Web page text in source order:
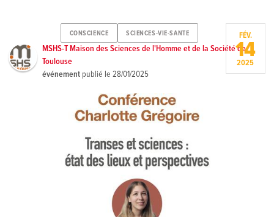
CONSCIENCE SCIENCES-VIE-SANTE
MSHS-T Maison des Sciences de l'Homme et de la Société de
Toulouse
événement publié le28/01/2025
FÉV.
14
2025